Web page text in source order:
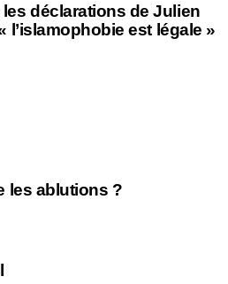
déclarations de Julien
l’islamophobie est légale »
les ablutions ?